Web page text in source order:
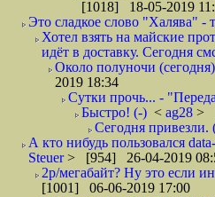
[1018] 18-05-2019
Это сладкое слово "Халява"
Хотел взять на майские
идёт в доставку. Сегодня
Около полуночи
2019 18:34
Сутки прочь... -
Быстро! (-) < ag28 >
Сегодня привезли.
А кто нибудь пользовался
Steuer> [954] 26-04-2019
2р/мегабайт? Ну это если
[1001] 06-06-2019 17:00